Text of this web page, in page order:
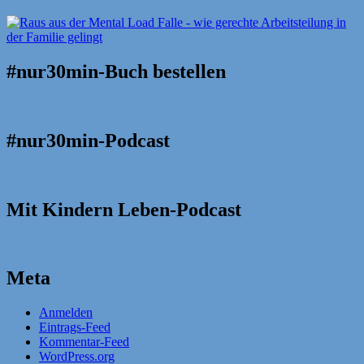
#nur30min-Buch bestellen
#nur30min-Podcast
Mit Kindern Leben-Podcast
Meta
Anmelden
Eintrags-Feed
Kommentar-Feed
WordPress.org